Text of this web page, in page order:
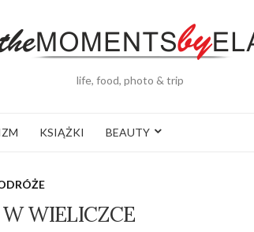
life, food, photo & trip
KSIĄŻKI BEAUTY
WIELICZCE